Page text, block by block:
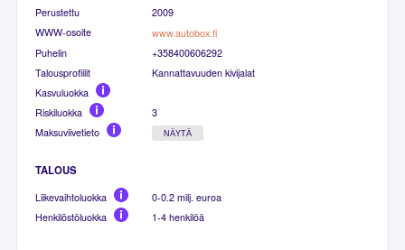
Perustettu
2009
WWW-osoite
www.autobox.fi
Puhelin
+358400606292
Talousprofiilit
Kannattavuuden kivijalat
Kasvuluokka
Riskiluokka
3
Maksuviivetieto
NÄYTÄ
TALOUS
Liikevaihtoluokka
0-0.2 milj. euroa
Henkilöstöluokka
1-4 henkilöä